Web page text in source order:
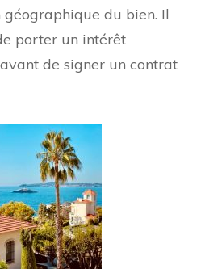
du bien. Il
porter un intérêt
de signer un contrat